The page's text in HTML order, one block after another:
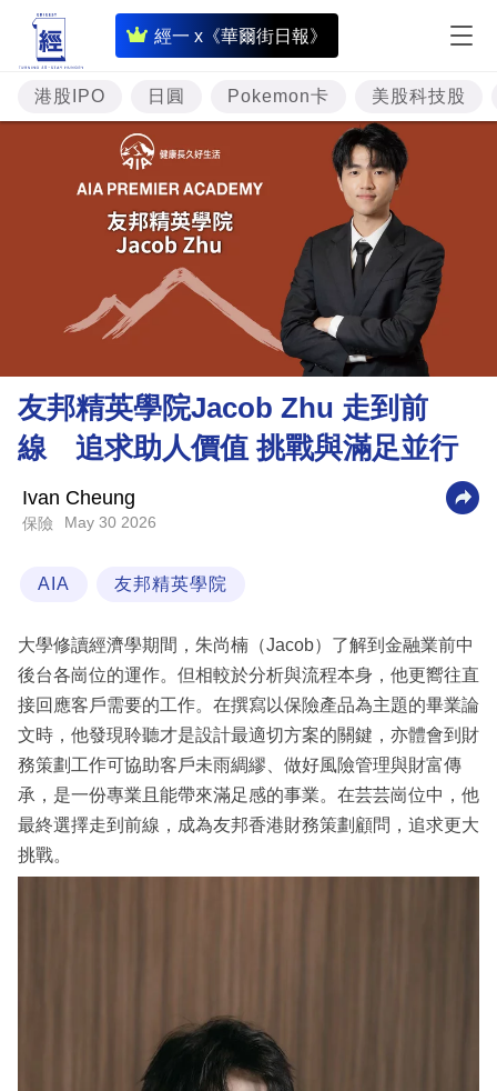
經一 x《華爾街日報》
即
時
財
經
專
題
投
樓
理
財
商
科
生
活
時
事
專
港股IPO 日圓 Pokemon卡 美股科技股
友邦精英學院Jacob Zhu 走到前
線 追求助人價值 挑戰與滿足並行
Ivan Cheung
保險 May 30 2026
AIA 友邦精英學院
大學修讀經濟學期間，朱尚楠（Jacob）了解到金融業前中
後台各崗位的運作。但相較於分析與流程本身，他更嚮往直
接回應客戶需要的工作。在撰寫以保險產品為主題的畢業論
文時，他發現聆聽才是設計最適切方案的關鍵，亦體會到財
務策劃工作可協助客戶未雨綢繆、做好風險管理與財富傳
承，是一份專業且能帶來滿足感的事業。在芸芸崗位中，他
最終選擇走到前線，成為友邦香港財務策劃顧問，追求更大
挑戰。